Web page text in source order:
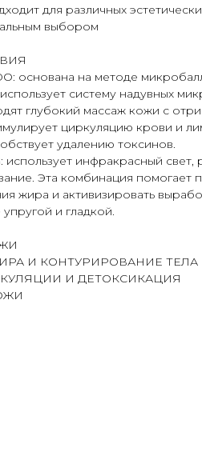
для различных
выбором
основана на методе
систему надувных
глубокий массаж кожи с
циркуляцию крови и
удалению токсинов.
инфракрасный свет,
Эта комбинация помогает
жира и активизировать
и гладкой.
И КОНТУРИРОВАНИЕ ТЕЛА
И ДЕТОКСИКАЦИЯ